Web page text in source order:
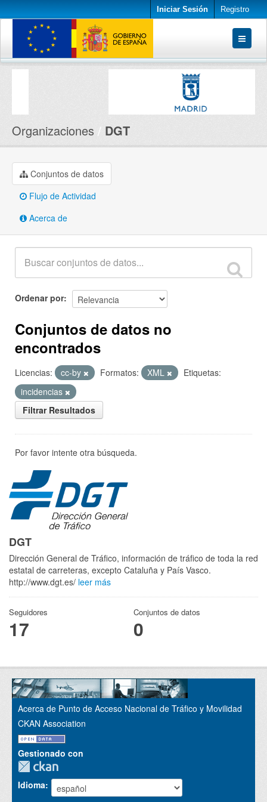
Iniciar Sesión Registro
Conjuntos de datos
Organizaciones DGT
Conjuntos de datos
Flujo de Actividad
Acerca de
Ordenar por
Conjuntos de datos no
encontrados
Licencias: cc-by Formatos: XML
Etiquetas:
incidencias
Filtrar Resultados
Por favor intente otra búsqueda.
DGT
Dirección General de Tráfico, información de tráfico de toda la red
estatal de carreteras, excepto Cataluña y País Vasco.
http://www.dgt.es/ leer más
Seguidores
17
Conjuntos de datos
0
Acerca de Punto de Acceso Nacional de Tráfico y Movilidad
CKAN Association
Gestionado con
Idioma